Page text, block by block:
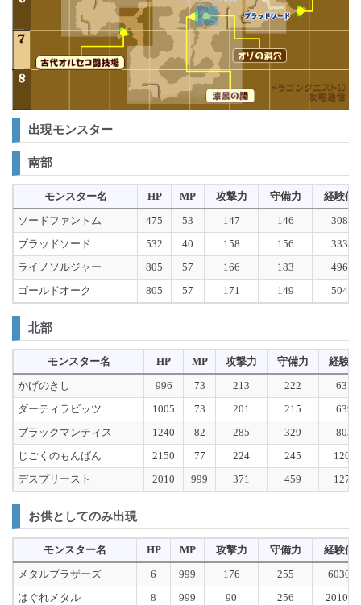
出現モンスター
南部
モンスター名 HP MP 攻撃力 守備力
経験値
ソードファントム
475 53 147 146
308
ブラッドソード
532 40 158 156
333
ライノソルジャー
805 57 166 183
496
ゴールドオーク
805 57 171 149 504
北部
モンスター名 HP MP 攻撃力 守備力
経験値
かげのきし
996 73 213 222
637
ダーティラビッツ
1005 73 201 215
639
ブラックマンティス
1240 82 285 329
803
じごくのもんばん
2150 77 224 245
1201
デスプリースト
2010 999 371 459 1275
お供としてのみ出現
モンスター名 HP MP 攻撃力 守備力
経験値
メタルブラザーズ
6 999 176 255
6030
はぐれメタル
8 999 90 256
20100